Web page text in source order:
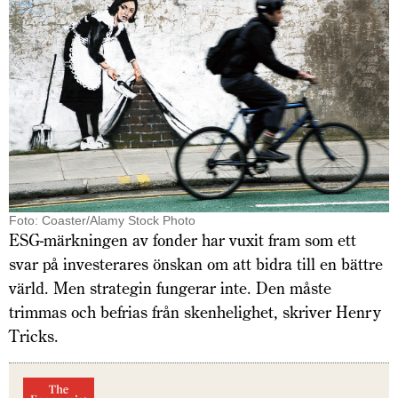
Foto: Coaster/Alamy Stock Photo
ESG-märkningen av fonder har vuxit fram som ett
svar på investerares önskan om att bidra till en bättre
värld. Men strategin fungerar inte. Den måste
trimmas och befrias från sken­helighet, skriver Henry
Tricks.